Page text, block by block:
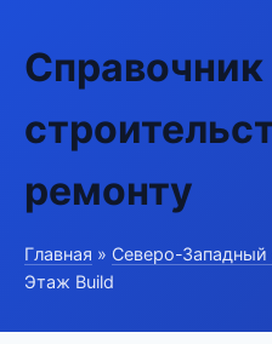
Справочник
ремонту
Главная » Северо-Западный
Этаж Build